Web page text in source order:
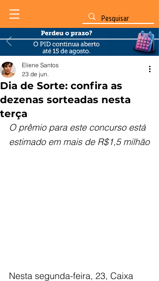
Dia de Sorte: confira as
dezenas sorteadas nesta
terça
Eliene Santos
23 de jun.
O prêmio para este concurso está
estimado em mais de R$1,5 milhão
Nesta segunda-feira, 23, Caixa